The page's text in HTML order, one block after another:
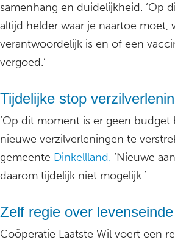
samenhang en duidelijkheid. ‘Op
altijd helder waar je naartoe moet,
verantwoordelijk is en of een
vergoed.’
Tijdelijke stop
‘Op dit moment is er geen budget
nieuwe verzilverleningen te
gemeente Dinkellland. ‘Nieuwe
daarom tijdelijk niet mogelijk.’
Zelf regie over levenseinde
Coöperatie Laatste Wil voert een